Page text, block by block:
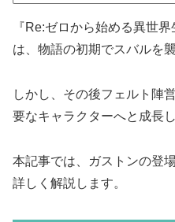
『Re:ゼロから始める異世
は、物語の初期でスバルを
しかし、その後フェルト陣
要なキャラクターへと成長
本記事では、ガストンの登
詳しく解説します。